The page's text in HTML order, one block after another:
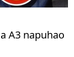
A3 napuhao